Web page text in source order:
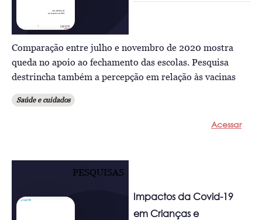
Comparação entre julho e novembro de 2020 mostra
queda no apoio ao fechamento das escolas. Pesquisa
destrincha também a percepção em relação às vacinas
Saúde e cuidados
Acessar
PESQUISAS
Impactos da Covid-19
em Crianças e